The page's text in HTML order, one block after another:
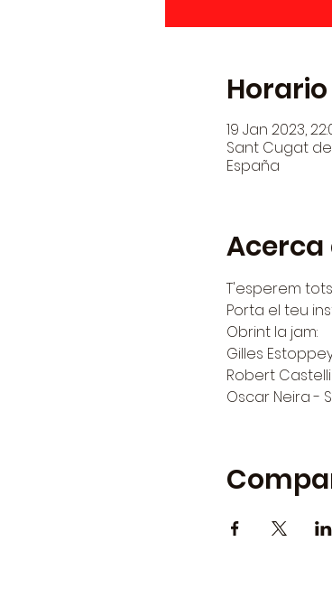
19 Jan 2023,
Sant Cugat
España
Acerca
T'esperem
Porta el teu
Obrint la jam:
Gilles
Robert
Oscar Neira -